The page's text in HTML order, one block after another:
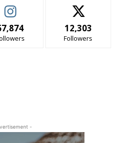
12,303
Followers
-